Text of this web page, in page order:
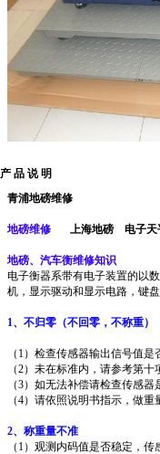
产 品 说 明
青浦地磅维修
地磅维修 上海地磅 电子天
地磅、汽车衡维修知识
电子衡器系带有电子装置的以
机，显示驱动和显示电路，键
1、不归零（不回零，不称重）
（1）检查传感器输出信号值
（2）未在标准内，请参考第十
（3）如无法补偿请检查传感器
（4）请依照说明书指示，做重
2、称重量不准
（1）观测内码值是否稳定，